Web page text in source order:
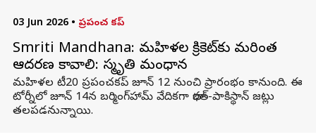
03 Jun 2026 • ప్రపంచ కప్
Smriti Mandhana: మహిళల క్రికెట్‌కు మరింత
ఆదరణ కావాలి: స్మృతి మంధాన
మహిళల టీ20 ప్రపంచకప్ జూన్ 12 నుంచి ప్రారంభం కానుంది. ఈ
టోర్నీలో జూన్ 14న బర్మింగ్‌హామ్ వేదికగా భారత్-పాకిస్థాన్ జట్లు
తలపడనున్నాయి.